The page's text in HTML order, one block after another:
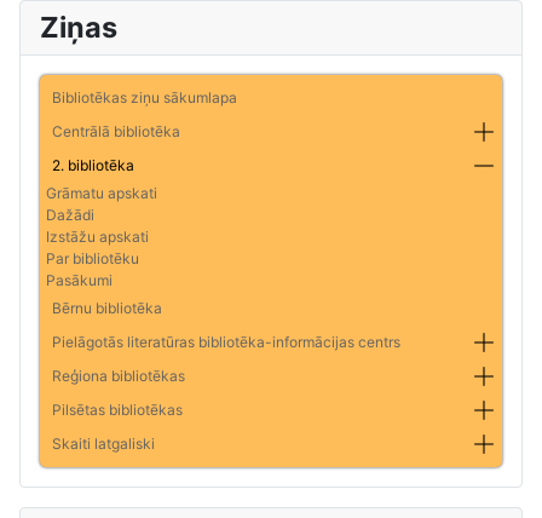
Ziņas
Bibliotēkas ziņu sākumlapa
Centrālā bibliotēka
2. bibliotēka
Grāmatu apskati
Dažādi
Izstāžu apskati
Par bibliotēku
Pasākumi
Bērnu bibliotēka
Pielāgotās literatūras bibliotēka-informācijas centrs
Reģiona bibliotēkas
Pilsētas bibliotēkas
Skaiti latgaliski